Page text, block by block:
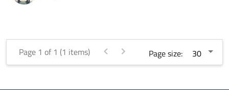
Page 1 of 1 (1 items) Page size: